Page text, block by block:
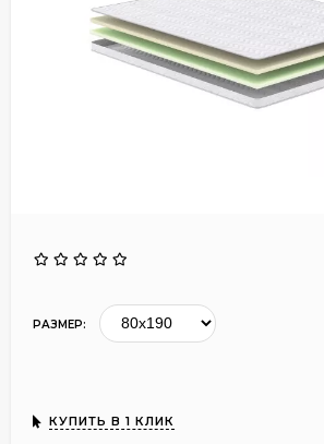
РАЗМЕР:
КУПИТЬ В 1 КЛИК